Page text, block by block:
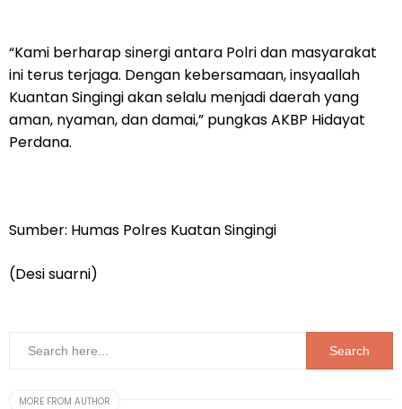
“Kami berharap sinergi antara Polri dan masyarakat
ini terus terjaga. Dengan kebersamaan, insyaallah
Kuantan Singingi akan selalu menjadi daerah yang
aman, nyaman, dan damai,” pungkas AKBP Hidayat
Perdana.
Sumber: Humas Polres Kuatan Singingi
(Desi suarni)
MORE FROM AUTHOR